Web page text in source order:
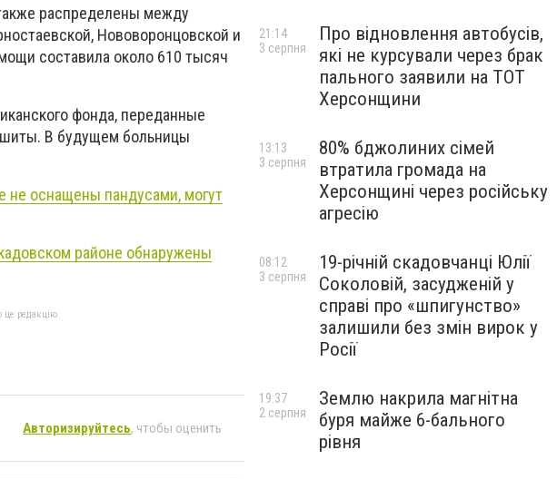
распределены между
Нововоронцовской и
составила около 610 тысяч
фонда, переданные
В будущем больницы
не оснащены пандусами, могут
районе обнаружены
це редакцію
Авторизируйтесь, чтобы оценить
Про відновлення автобусів,
які не курсували через брак
пального заявили на ТОТ
Херсонщини
21:14
3 серпня
80% бджолиних сімей
втратила громада на
Херсонщині через російську
агресію
13:13
3 серпня
19-річній скадовчанці Юлії
Соколовій, засудженій у
справі про «шпигунство»
залишили без змін вирок у
Росії
08:12
3 серпня
Землю накрила магнітна
буря майже 6-бального
рівня
19:37
2 серпня